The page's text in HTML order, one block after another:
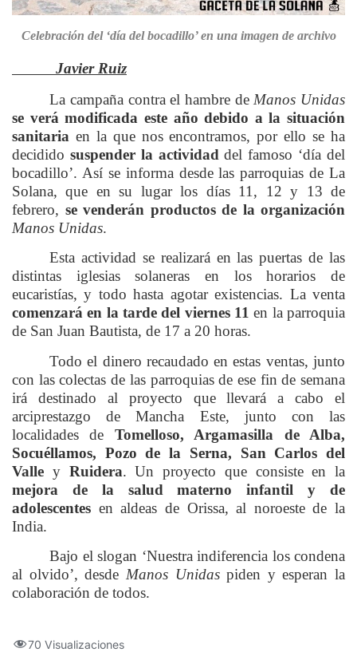
Celebración del ‘día del bocadillo’ en una imagen de archivo
Javier Ruiz
La campaña contra el hambre de Manos Unidas
se verá modificada este año debido a la situación
sanitaria en la que nos encontramos, por ello se ha
decidido suspender la actividad del famoso ‘día del
bocadillo’. Así se informa desde las parroquias de La
Solana, que en su lugar los días 11, 12 y 13 de
febrero, se venderán productos de la organización
Manos Unidas.
Esta actividad se realizará en las puertas de las
distintas iglesias solaneras en los horarios de
eucaristías, y todo hasta agotar existencias. La venta
comenzará en la tarde del viernes 11 en la parroquia
de San Juan Bautista, de 17 a 20 horas.
Todo el dinero recaudado en estas ventas, junto
con las colectas de las parroquias de ese fin de semana
irá destinado al proyecto que llevará a cabo el
arciprestazgo de Mancha Este, junto con las
localidades de Tomelloso, Argamasilla de Alba,
Socuéllamos, Pozo de la Serna, San Carlos del
Valle y Ruidera. Un proyecto que consiste en la
mejora de la salud materno infantil y de
adolescentes en aldeas de Orissa, al noroeste de la
India.
Bajo el slogan ‘Nuestra indiferencia los condena
al olvido’, desde Manos Unidaspiden y esperan la
colaboración de todos.
70 Visualizaciones